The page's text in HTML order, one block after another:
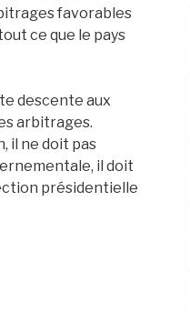
favorables
ce que le pays
descente aux
arbitrages.
il ne doit pas
il doit
présidentielle